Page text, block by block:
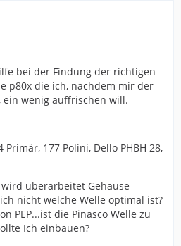
bei der Findung der richtigen
p80x die ich, nachdem mir der
ein wenig auffrischen will.
177 Polini, Dello PHBH 28,
überarbeitet Gehäuse
nicht welche Welle optimal ist?
PEP...ist die Pinasco Welle zu
Ich einbauen?